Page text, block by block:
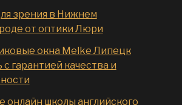
зрения в Нижнем
от оптики Люри
окна Melke Липецк
с гарантией качества и
онлайн школы английского